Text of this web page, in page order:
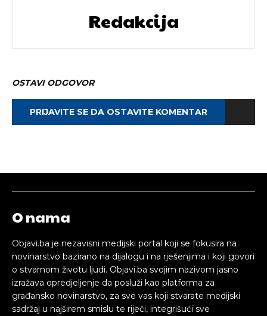
Redakcija
OSTAVI ODGOVOR
PRIJAVITE SE DA OSTAVITE KOMENTAR
O nama
Objavi.ba je nezavisni medijski portal koji se fokusira na
novinarstvo bazirano na dijalogu i na rješenjima i koji govori
o stvarnom životu ljudi. Objavi.ba svojim nazivom jasno
izražava opredjeljenje da posluži kao platforma za
građansko novinarstvo, za sve vas koji stvarate medijski
sadržaj u najširem smislu te riječi, integrišući sve